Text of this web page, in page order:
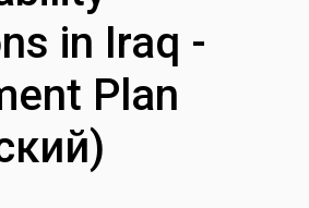
in Iraq -
Plan